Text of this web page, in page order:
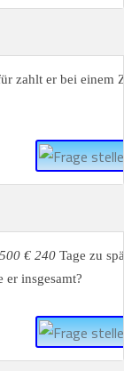
zahlt er bei einem
€ 240 Tage zu
er insgesamt?